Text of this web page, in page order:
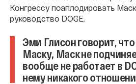
Конгрессу поаплодировать
руководство DOGE.
Эми Глисон говорит,
Маску, Маск не
вообще не работает в
нему никакого